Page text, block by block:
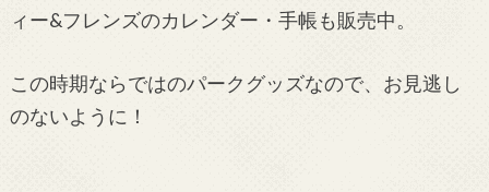
ィー&フレンズのカレンダー・手帳も販売中。
この時期ならではのパークグッズなので、お見逃し
のないように！